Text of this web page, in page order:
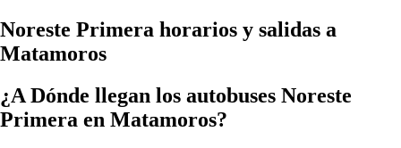
Noreste Primera horarios y salidas a
Matamoros
¿A Dónde llegan los autobuses Noreste
Primera en Matamoros?